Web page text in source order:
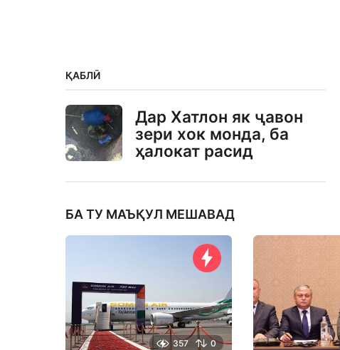
ҚАБЛӢ
Дар Хатлон як ҷавон
зери хок монда, ба
ҳалокат расид
БА ТУ МАЪҚУЛ МЕШАВАД
357 0